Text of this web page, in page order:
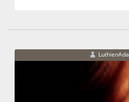
LuthienAda